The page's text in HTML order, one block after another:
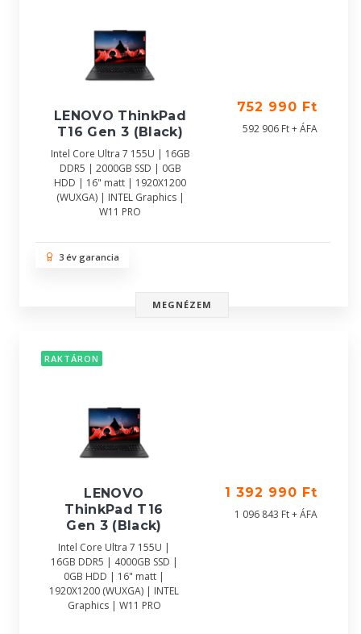
LENOVO ThinkPad
T16 Gen 3 (Black)
Intel Core Ultra 7 155U | 16GB
DDR5 | 2000GB SSD | 0GB
HDD | 16" matt | 1920X1200
(WUXGA) | INTEL Graphics |
W11 PRO
752 990 Ft
592 906 Ft + ÁFA
3 év garancia
MEGNÉZEM
RAKTÁRON
LENOVO
ThinkPad T16
Gen 3 (Black)
Intel Core Ultra 7 155U |
16GB DDR5 | 4000GB SSD |
0GB HDD | 16" matt |
1920X1200 (WUXGA) | INTEL
Graphics | W11 PRO
1 392 990 Ft
1 096 843 Ft + ÁFA